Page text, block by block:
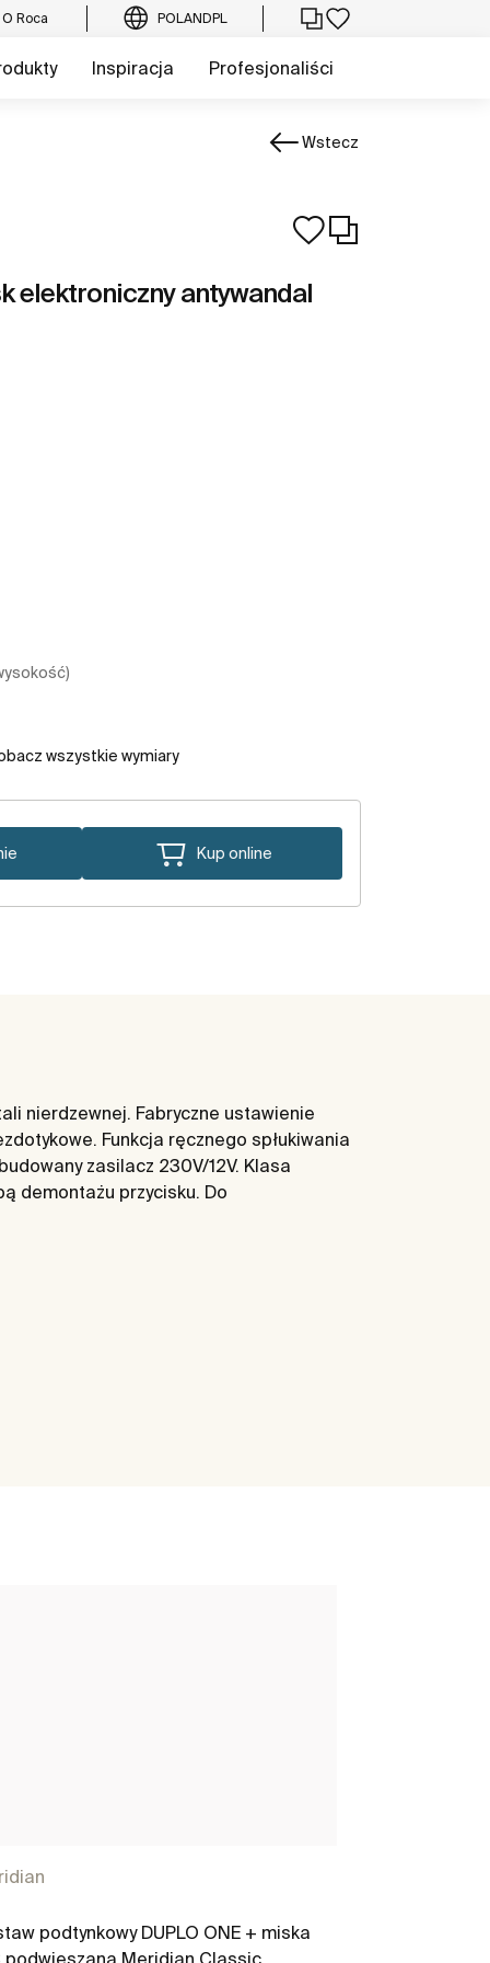
O Roca POLANDPL
Inspiracja Profesjonaliści
Wstecz
elektroniczny antywandal
wszystkie wymiary
Kup online
nierdzewnej. Fabryczne ustawienie
Funkcja ręcznego spłukiwania
zasilacz 230V/12V. Klasa
demontażu przycisku. Do
podtynkowy DUPLO ONE + miska
podwieszana Meridian Classic